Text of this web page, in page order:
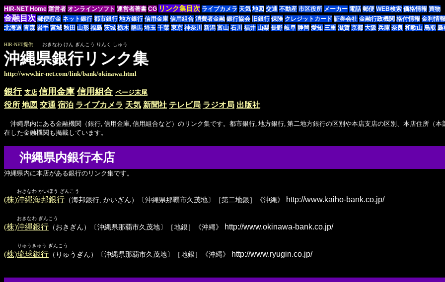
HIR-NET Home 運営者 オンラインソフト 運営者著書 CG リンク集目次 ライブカメラ 天気 地図 交通 不動産 市区役所 メーカー 電話 郵便 WEB検索 価格情報 買物
金融目次 郵便貯金 ネット銀行 都市銀行 地方銀行 信用金庫 信用組合 消費者金融 銀行協会 旧銀行 保険 クレジットカード 証券会社 金融行政機関 格付情報 金利情報
北海道 青森 岩手 宮城 秋田 山形 福島 茨城 栃木 群馬 埼玉 千葉 東京 神奈川 新潟 富山 石川 福井 山梨 長野 岐阜 静岡 愛知 三重 滋賀 京都 大阪 兵庫 奈良 和歌山 鳥取 島
HIR-NET提供 おきなわ けん ぎんこう りんく しゅう
沖縄県銀行リンク集
http://www.hir-net.com/link/bank/okinawa.html
銀行 支店 信用金庫 信用組合 ページ末尾
役所 地図 交通 宿泊 ライブカメラ 天気 新聞社 テレビ局 ラジオ局 出版社
沖縄県内にある金融機関（銀行, 信用金庫, 信用組合など）のリンク集です。都市銀行, 地方銀行, 第二地方銀行の区別や本店支店の区別、本店住所（
在した金融機関も掲載しています。
沖縄県内銀行本店
沖縄県内に本店がある銀行のリンク集です。
おきなわ かいほう ぎんこう
(株)沖縄海邦銀行 （海邦銀行, かいぎん）〔沖縄県那覇市久茂地〕［第二地銀］《沖縄》 http://www.kaiho-bank.co.jp/
おきなわ ぎんこう
(株)沖縄銀行 （おきぎん）〔沖縄県那覇市久茂地〕［地銀］《沖縄》 http://www.okinawa-bank.co.jp/
りゅうきゅう ぎんこう
(株)琉球銀行 （りゅうぎん）〔沖縄県那覇市久茂地〕［地銀］《沖縄》 http://www.ryugin.co.jp/